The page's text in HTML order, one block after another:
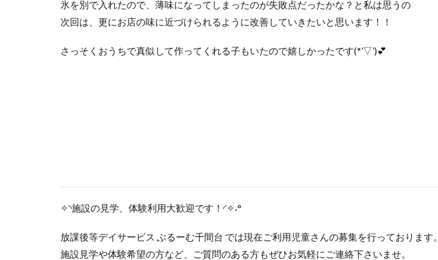
氷を別で入れたので、薄味になってしまったのが失敗点だったかな？と私は思うの
次回は、更にお店の味に近づけられるように改善していきたいと思います！！
さっそくおうちで真似して作ってくれる子もいたので嬉しかったです(*’▽’)💕
✧◝施設の見学、体験利用大歓迎です！◜✧˖°
放課後等デイサービス ぶるーむ千間台 では現在ご利用児童さんの募集を行っております。
施設見学や体験希望の方など、ご質問のある方もぜひお気軽にご連絡下さいませ。